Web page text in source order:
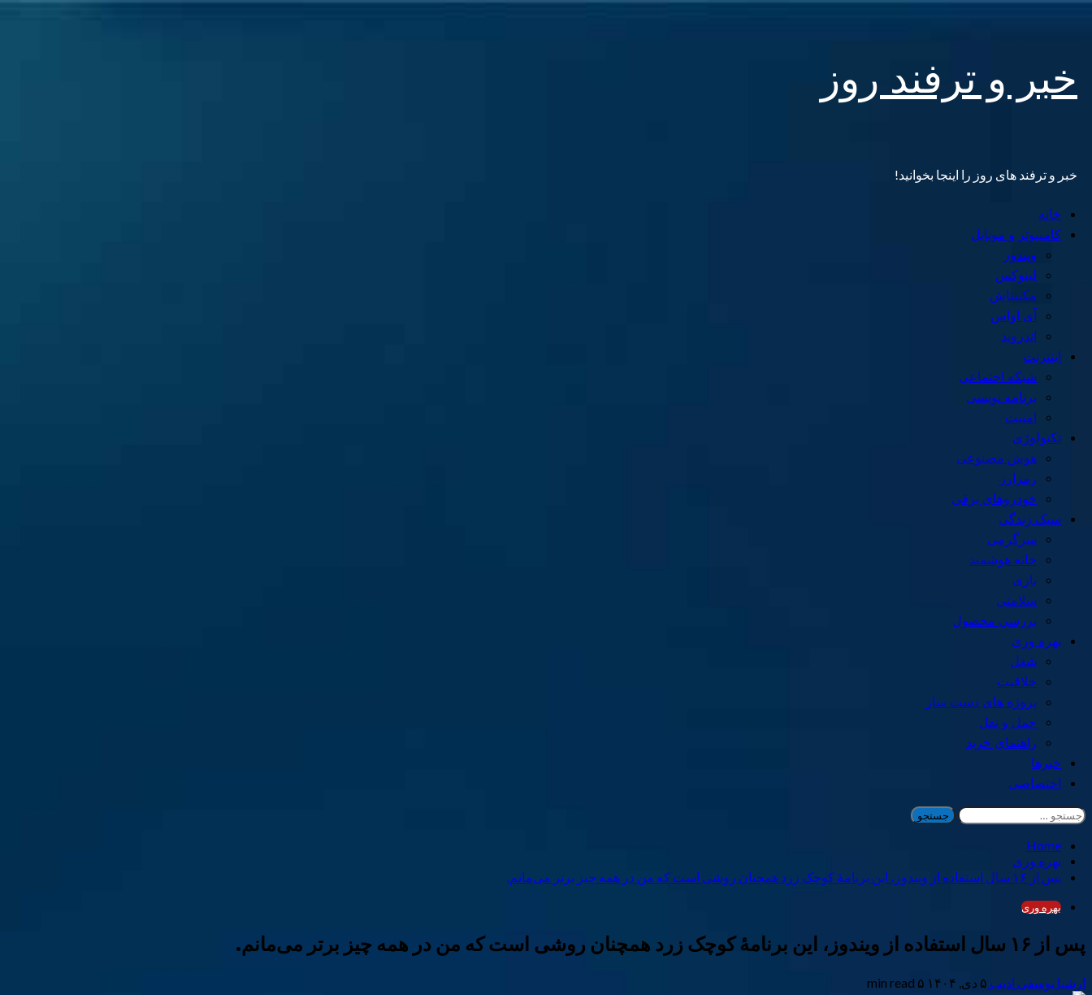
content
خبر و ترفند روز
خبر و ترفند های روز را اینجا بخوانید!
Primary
Menu
خانه
کامپیوتر و موبایل
ویندوز
لینوکس
مکینتاش
آی اواس
اندروید
اینترنت
شبکه اجتماعی
برنامه نویسی
امنیت
تکنولوژی
هوش مصنوعی
رمزارز
خودروهای برقی
سبک زندگی
سرگرمی
خانه هوشمند
بازی
سلامتی
بررسی محصول
بهره وری
شغل
خلاقیت
پروژه های دست ساز
حمل و نقل
راهنمای خرید
خبرها
اختصاصی
جستجو
برای:
Home
بهره وری
پس از ۱۶ سال استفاده از ویندوز، این برنامهٔ کوچک زرد همچنان روشی است که من در همه چیز برتر می‌مانم.
بهره وری
پس از ۱۶ سال استفاده از ویندوز، این برنامهٔ کوچک زرد همچنان روشی است که من در همه چیز برتر می‌مانم.
ارشیا یوسفی ادیب ۵ دی, ۱۴۰۴ ۵ min read